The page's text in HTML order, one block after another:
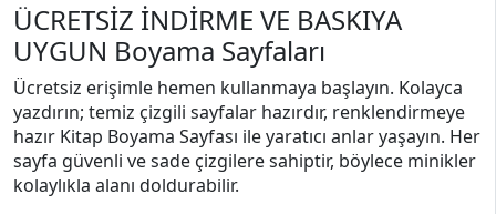
ÜCRETSİZ İNDİRME VE BASKIYA
UYGUN Boyama Sayfaları
Ücretsiz erişimle hemen kullanmaya başlayın. Kolayca
yazdırın; temiz çizgili sayfalar hazırdır, renklendirmeye
hazır Kitap Boyama Sayfası ile yaratıcı anlar yaşayın. Her
sayfa güvenli ve sade çizgilere sahiptir, böylece minikler
kolaylıkla alanı doldurabilir.